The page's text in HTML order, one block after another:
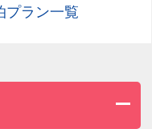
プラン一覧